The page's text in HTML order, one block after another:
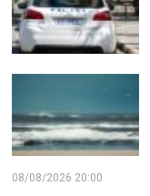
08/08/2026 20:00